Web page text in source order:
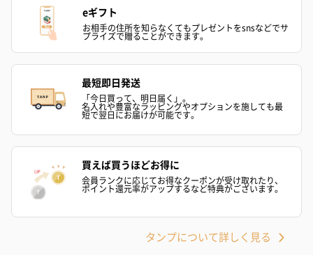
eギフト
お相手の住所を知らなくてもプレゼントをsnsなどでサ
プライズで贈ることができます。
最短即日発送
「今日買って、明日届く」。
名入れや豊富なラッピングやオプションを施しても最
短で翌日にお届けが可能です。
買えば買うほどお得に
会員ランクに応じてお得なクーポンが受け取れたり、
ポイント還元率がアップするなど特典がございます。
タンプについて詳しく見る